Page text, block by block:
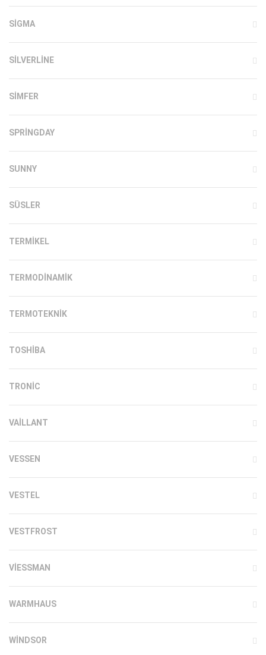
SIGMA
SILVERLINE
SIMFER
SPRINGDAY
SUNNY
SÜSLER
TERMIKEL
TERMODINAMIK
TERMOTEKNIK
TOSHIBA
TRONIC
VAILLANT
VESSEN
VESTEL
VESTFROST
VIESSMAN
WARMHAUS
WINDSOR